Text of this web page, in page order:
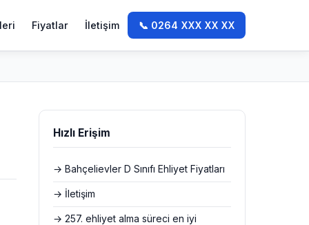
Fiyatlar İletişim 📞 0264 XXX XX XX
Hızlı Erişim
→ Bahçelievler D Sınıfı Ehliyet Fiyatları
→ İletişim
→ 257. ehliyet alma süreci en iyi